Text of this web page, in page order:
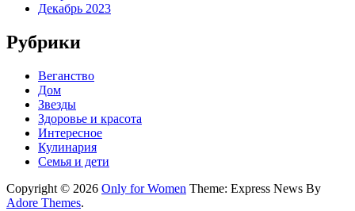
Декабрь 2023
Рубрики
Веганство
Дом
Звезды
Здоровье и красота
Интересное
Кулинария
Семья и дети
Copyright © 2026 Only for Women Theme: Express News By
Adore Themes.